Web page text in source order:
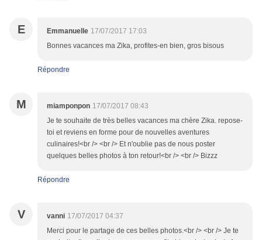
E Emmanuelle 17/07/2017 17:03
Bonnes vacances ma Zika, profites-en bien, gros bisous
Répondre
M miamponpon 17/07/2017 08:43
Je te souhaite de très belles vacances ma chère Zika. repose-
toi et reviens en forme pour de nouvelles aventures
culinaires!<br /> <br /> Et n'oublie pas de nous poster
quelques belles photos à ton retour!<br /> <br /> Bizzz
Répondre
V vanni 17/07/2017 04:37
Merci pour le partage de ces belles photos.<br /> <br /> Je te